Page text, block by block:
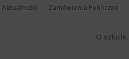
Aktualności Zamówienia Publiczne
O szkole